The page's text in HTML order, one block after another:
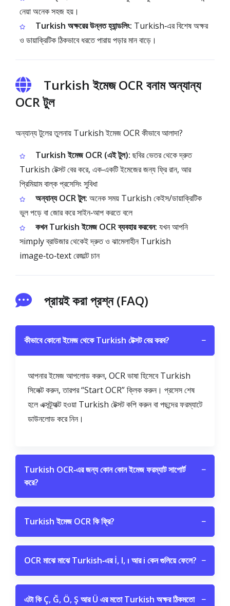
নেয়া অনেক সহজ হয়।
Turkish অক্ষরের উন্নত হ্যান্ডলিং: Turkish‑এর বিশেষ অক্ষর
ও ডায়াক্রিটিক ঠিকভাবে ধরতে পারায় পড়ার মান বাড়ে।
Turkish ইমেজ OCR বনাম অন্যান্য
OCR টুল
অন্যান্য টুলের তুলনায় Turkish ইমেজ OCR কীভাবে আলাদা?
Turkish ইমেজ OCR (এই টুল): ছবির ভেতর থেকে দ্রুত
Turkish টেক্সট বের করে, এক‑একটি ইমেজের জন্য ফ্রি রান, আর
প্রিমিয়াম বাল্ক প্রসেসিং সুবিধা
অন্যান্য OCR টুল: অনেক সময় Turkish কেইস/ডায়াক্রিটিক
ভুল পড়ে বা জোর করে সাইন‑আপ করতে বলে
কখন Turkish ইমেজ OCR ব্যবহার করবেন: যখন আপনি
সimply ব্রাউজার থেকেই দ্রুত ও ঝামেলাহীন Turkish
image‑to‑text রেজাল্ট চান
প্রায়ই করা প্রশ্ন (FAQ)
কীভাবে কোনো ইমেজ থেকে Turkish টেক্সট বের করব? −
আপনার ইমেজ আপলোড করুন, OCR ভাষা হিসেবে Turkish
সিলেক্ট করুন, তারপর “Start OCR” ক্লিক করুন। প্রসেস শেষ
হলে এক্সট্র্যাক্ট হওয়া Turkish টেক্সট কপি করুন বা পছন্দের ফরম্যাটে
ডাউনলোড করে নিন।
Turkish OCR‑এর জন্য কোন কোন ইমেজ ফরম্যাট সাপোর্ট
করে?
−
Turkish ইমেজ OCR কি ফ্রি? −
OCR মাঝে মাঝে Turkish‑এর İ, I, ı আর i কেন গুলিয়ে ফেলে? −
এটা কি Ç, Ğ, Ö, Ş আর Ü এর মতো Turkish অক্ষর ঠিকমতো
−